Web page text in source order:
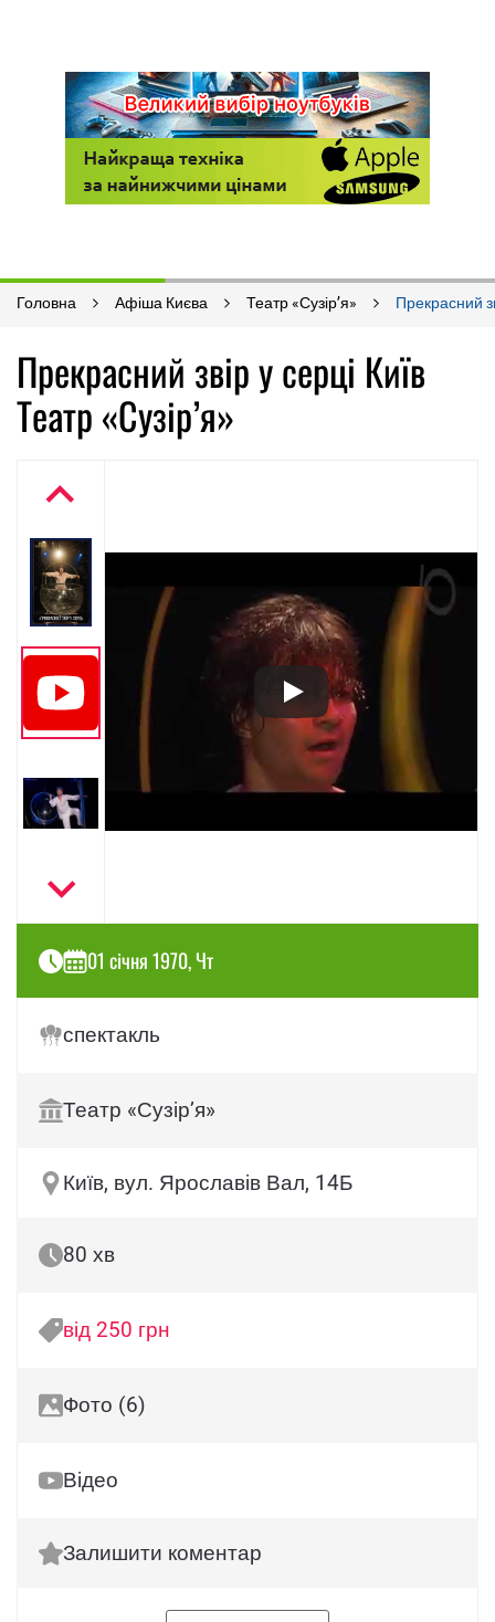
Головна Афіша Києва Театр «Сузір’я» Прекрасний
Прекрасний звір у серці Київ
Театр «Сузір’я»
01 січня 1970, Чт
спектакль
Театр «Сузір’я»
Київ, вул. Ярославів Вал, 14Б
80 хв
від 250 грн
Фото (6)
Відео
Залишити коментар